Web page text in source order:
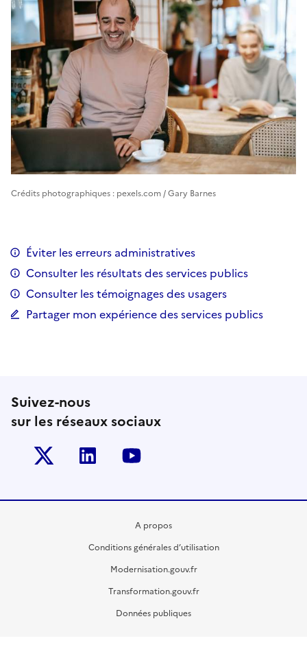
Crédits photographiques : pexels.com / Gary Barnes
Éviter les erreurs administratives
Consulter les résultats des services publics
Consulter les témoignages des usagers
Partager mon expérience des services publics
Suivez-nous
sur les réseaux sociaux
Twitter-x Linkedin
A propos
Conditions générales d’utilisation
Modernisation.gouv.fr
Transformation.gouv.fr
Données publiques